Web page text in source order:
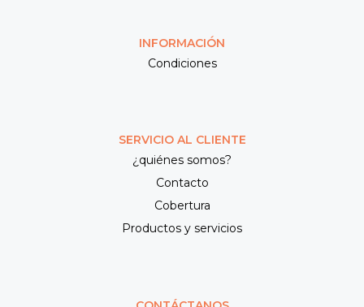
INFORMACIÓN
Condiciones
SERVICIO AL CLIENTE
¿quiénes somos?
Contacto
Cobertura
Productos y servicios